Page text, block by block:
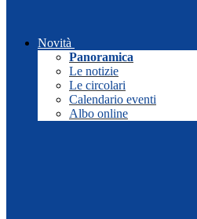
Novità
Panoramica
Le notizie
Le circolari
Calendario eventi
Albo online